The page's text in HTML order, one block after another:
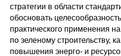
стратегии в области
обосновать
практического применения
по зеленому строительству,
повышения энерго- и